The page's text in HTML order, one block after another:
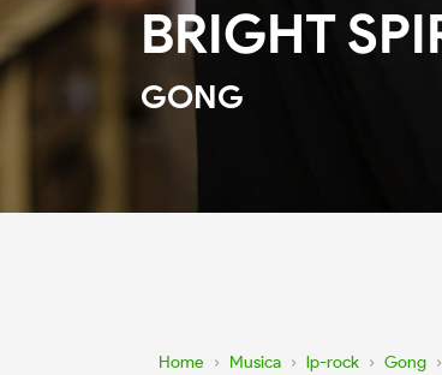
BRIGHT
GONG
Home › Musica › lp-rock › Gong ›